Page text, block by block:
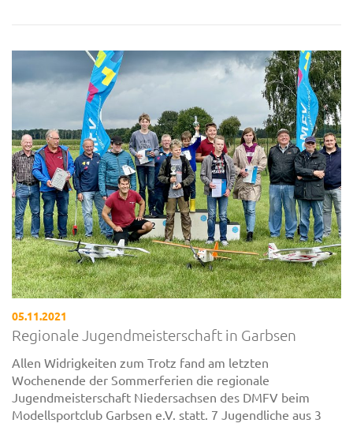
05.11.2021
Regionale Jugendmeisterschaft in Garbsen
Allen Widrigkeiten zum Trotz fand am letzten
Wochenende der Sommerferien die regionale
Jugendmeisterschaft Niedersachsen des DMFV beim
Modellsportclub Garbsen e.V. statt. 7 Jugendliche aus 3